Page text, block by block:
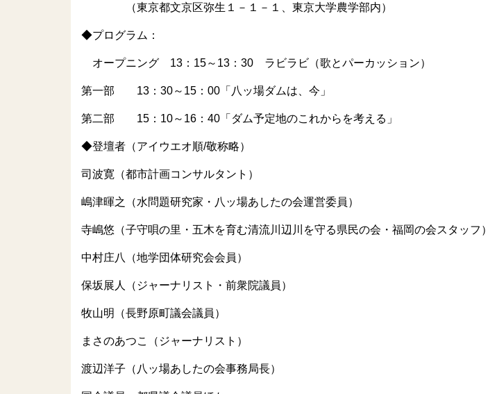
（東京都文京区弥生１－１－１、東京大学農学部内）
◆プログラム：
オープニング 13：15～13：30 ラビラビ（歌とパーカッション）
第一部 13：30～15：00「八ッ場ダムは、今」
第二部 15：10～16：40「ダム予定地のこれからを考える」
◆登壇者（アイウエオ順/敬称略）
司波寛（都市計画コンサルタント）
嶋津暉之（水問題研究家・八ッ場あしたの会運営委員）
寺嶋悠（子守唄の里・五木を育む清流川辺川を守る県民の会・福岡の会スタッフ）
中村庄八（地学団体研究会会員）
保坂展人（ジャーナリスト・前衆院議員）
牧山明（長野原町議会議員）
まさのあつこ（ジャーナリスト）
渡辺洋子（八ッ場あしたの会事務局長）